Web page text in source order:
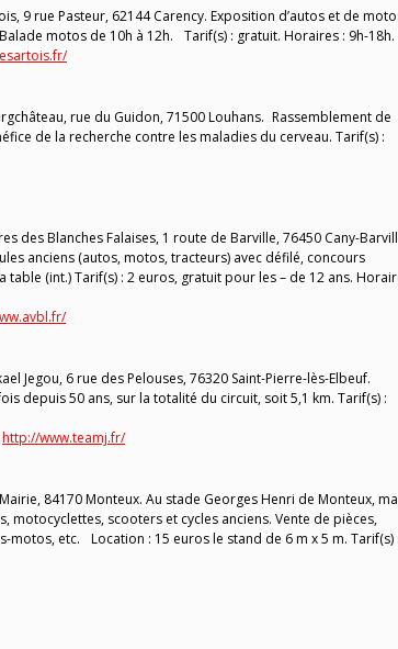
9 rue Pasteur, 62144 Carency. Exposition d’autos et de
motos de 10h à 12h. Tarif(s) : gratuit. Horaires : 9h-18h.
rue du Guidon, 71500 Louhans. Rassemblement de
de la recherche contre les maladies du cerveau. Tarif(s) :
des Blanches Falaises, 1 route de Barville, 76450 Cany-
anciens (autos, motos, tracteurs) avec défilé, concours
table (int.) Tarif(s) : 2 euros, gratuit pour les – de 12 ans.
Jegou, 6 rue des Pelouses, 76320 Saint-Pierre-lès-Elbeuf.
depuis 50 ans, sur la totalité du circuit, soit 5,1 km. Tarif(s) :
http://www.teamj.fr/
84170 Monteux. Au stade Georges Henri de Monteux,
scooters et cycles anciens. Vente de pièces,
motos, etc. Location : 15 euros le stand de 6 m x 5 m. Tarif(s) :